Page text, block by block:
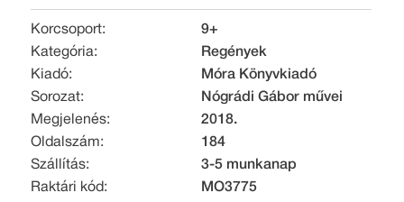
Korcsoport:
9+
Kategória:
Regények
Kiadó:
Móra Könyvkiadó
Sorozat:
Nógrádi Gábor művei
Megjelenés:
2018.
Oldalszám:
184
Szállítás:
3-5 munkanap
Raktári kód:
MO3775